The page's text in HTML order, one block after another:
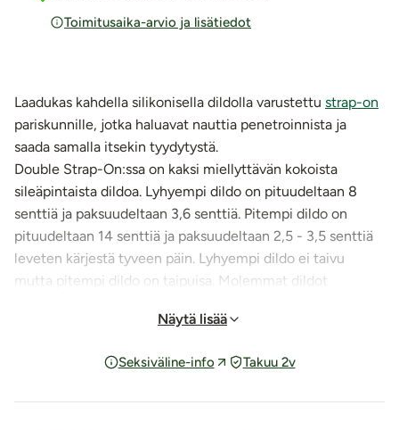
Toimitusaika-arvio ja lisätiedot
Laadukas kahdella silikonisella dildolla varustettu strap-on
pariskunnille, jotka haluavat nauttia penetroinnista ja
saada samalla itsekin tyydytystä.
Double Strap-On:ssa on kaksi miellyttävän kokoista
sileäpintaista dildoa. Lyhyempi dildo on pituudeltaan 8
senttiä ja paksuudeltaan 3,6 senttiä. Pitempi dildo on
pituudeltaan 14 senttiä ja paksuudeltaan 2,5 - 3,5 senttiä
leveten kärjestä tyveen päin. Lyhyempi dildo ei taivu
mutta pitempi dildo on taipuisa. Molemmat dildot
pinnaltaan jämäkän kimmoisia, vesitiiviitä sekä hajuttomia.
ympärysmitta on säädettävä. Remmit on irrotettavissa
Näytä lisää
Seksiväline-info Takuu 2v